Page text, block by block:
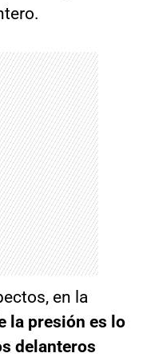
en la
la presión es lo
delanteros